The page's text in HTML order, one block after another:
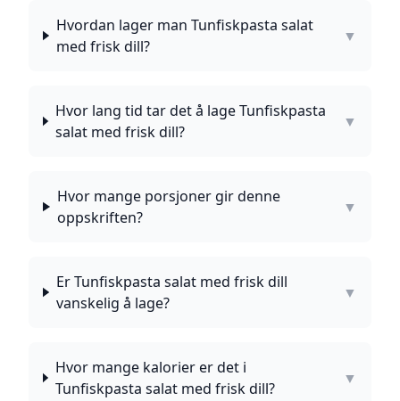
Hvordan lager man Tunfiskpasta salat
med frisk dill?
▼
Hvor lang tid tar det å lage Tunfiskpasta
salat med frisk dill?
▼
Hvor mange porsjoner gir denne
oppskriften?
▼
Er Tunfiskpasta salat med frisk dill
vanskelig å lage?
▼
Hvor mange kalorier er det i
Tunfiskpasta salat med frisk dill?
▼